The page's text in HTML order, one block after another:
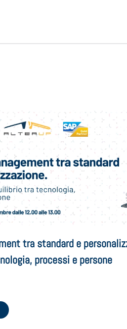
tra standard e
processi e persone